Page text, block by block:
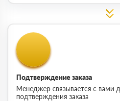
Подтверждение заказа
Менеджер связывается с вами
подтверждения заказа